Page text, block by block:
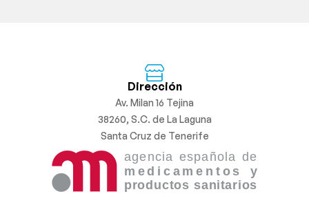
Dirección
Av. Milan 16 Tejina
38260, S.C. de La Laguna
Santa Cruz de Tenerife